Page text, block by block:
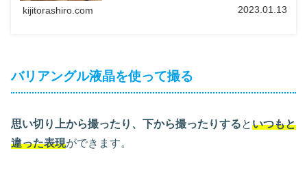
kijitorashiro.com 2023.01.13
バリアングル液晶を使って撮る
思い切り上から撮ったり、下から撮ったりするといつもと
違った表現ができます。